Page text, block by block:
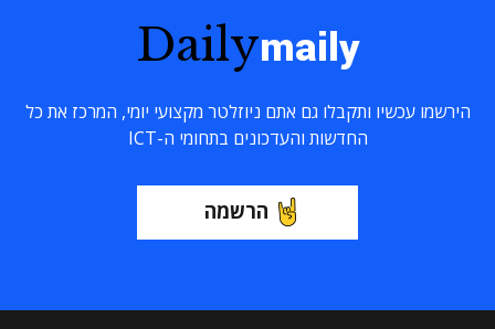
Dailymaily
הירשמו עכשיו ותקבלו גם אתם ניוזלטר מקצועי יומי, המרכז את כל
החדשות והעדכונים בתחומי ה-ICT
הרשמה